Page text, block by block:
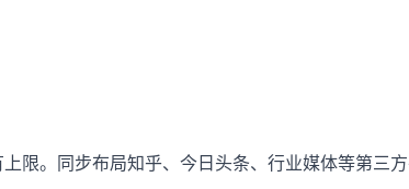
限。同步布局知乎、今日头条、行业媒体等第三